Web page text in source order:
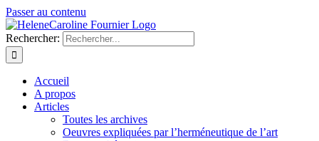
Passer au contenu
Rechercher:
Accueil
A propos
Articles
Toutes les archives
Oeuvres expliquées par l’herméneutique de l’art